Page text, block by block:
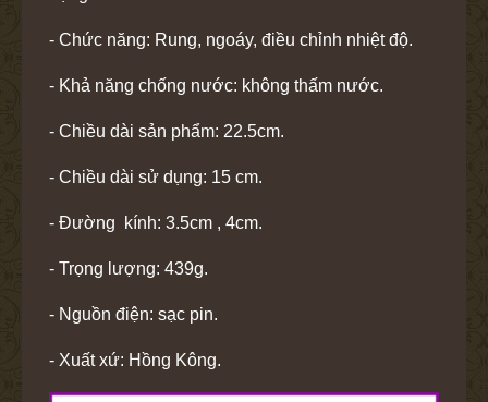
- Chức năng: Rung, ngoáy, điều chỉnh nhiệt độ.
- Khả năng chống nước: không thấm nước.
- Chiều dài sản phẩm: 22.5cm.
- Chiều dài sử dụng: 15 cm.
- Đường kính: 3.5cm , 4cm.
- Trọng lượng: 439g.
- Nguồn điện: sạc pin.
- Xuất xứ: Hồng Kông.